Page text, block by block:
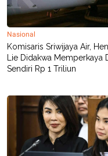
Nasional
Komisaris Sriwijaya Air,
Lie Didakwa Memperkaya
Sendiri Rp 1 Triliun